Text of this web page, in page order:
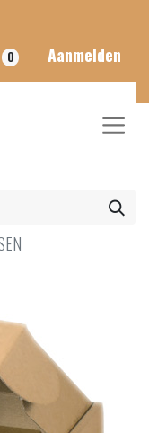
0 Aanmelden